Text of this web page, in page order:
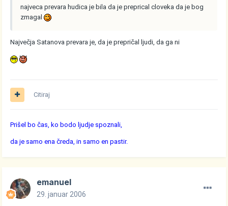
najveca prevara hudica je bila da je preprical cloveka da je bog
zmagal
Največja Satanova prevara je, da je prepričal ljudi, da ga ni
Citiraj
Prišel bo čas, ko bodo ljudje spoznali,
da je samo ena čreda, in samo en pastir.
emanuel
29. januar 2006